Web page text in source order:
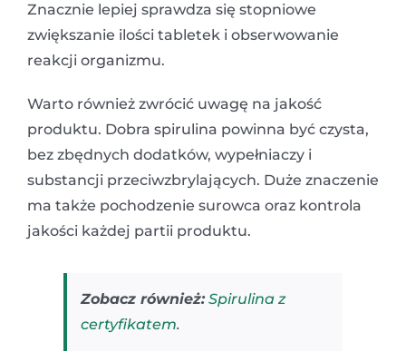
Znacznie lepiej sprawdza się stopniowe
zwiększanie ilości tabletek i obserwowanie
reakcji organizmu.
Warto również zwrócić uwagę na jakość
produktu. Dobra spirulina powinna być czysta,
bez zbędnych dodatków, wypełniaczy i
substancji przeciwzbrylających. Duże znaczenie
ma także pochodzenie surowca oraz kontrola
jakości każdej partii produktu.
Zobacz również: Spirulina z
certyfikatem.